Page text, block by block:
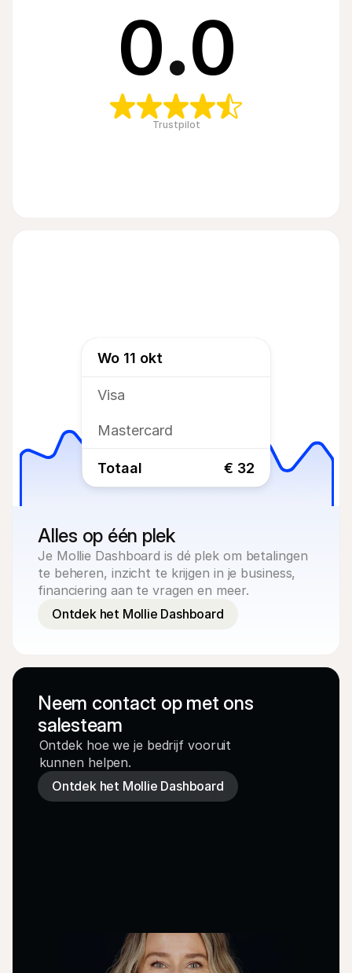
0.0
Trustpilot
Wo 11 okt
Visa
Mastercard
Totaal € 32
Alles op één plek
Je Mollie Dashboard is dé plek om betalingen
te beheren, inzicht te krijgen in je business,
financiering aan te vragen en meer.
Ontdek het Mollie Dashboard
Neem contact op met ons
salesteam
Ontdek hoe we je bedrijf vooruit
kunnen helpen.
Ontdek het Mollie Dashboard